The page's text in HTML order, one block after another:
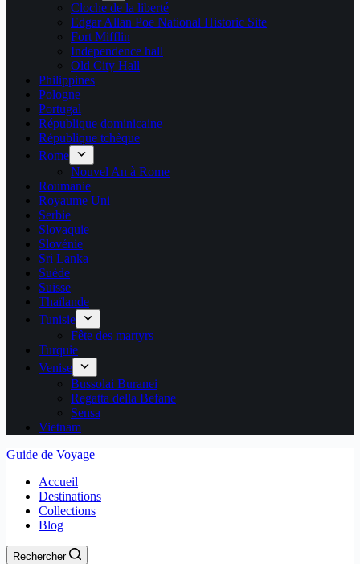
Cloche de la liberté
Edgar Allan Poe National Historic Site
Fort Mifflin
Independence hall
Old City Hall
Philippines
Pologne
Portugal
République dominicaine
République tchèque
Rome
Nouvel An à Rome
Roumanie
Royaume Uni
Serbie
Slovaquie
Slovénie
Sri Lanka
Suède
Suisse
Thaïlande
Tunisie
Fête des martyrs
Turquie
Venise
Bussolai Buranei
Regatta della Befane
Sensa
Vietnam
Guide de Voyage
Accueil
Destinations
Collections
Blog
Rechercher